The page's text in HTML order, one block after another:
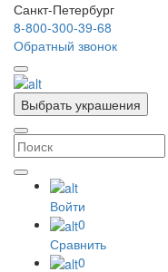
Санкт-Петербург
8-800-300-39-68
Обратный звонок
Выбрать украшения
Войти
0
Сравнить
0